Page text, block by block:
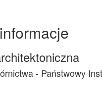
- Państwowy